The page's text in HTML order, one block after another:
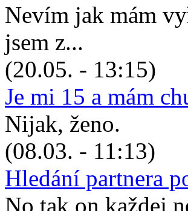
Nevím jak mám
jsem z...
(20.05. - 13:15)
Je mi 15 a mám
Nijak, ženo.
(08.03. - 11:13)
Hledání partnera
No tak on každej